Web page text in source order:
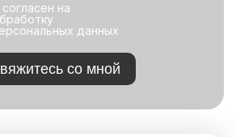
согласен на
данных
со мной